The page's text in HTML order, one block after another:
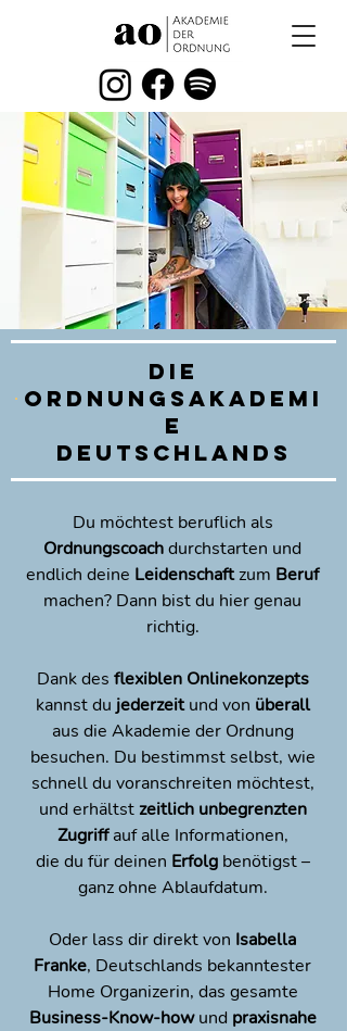
Die
Ordnungsakademi
e
Deutschlands
Du möchtest beruflich als
Ordnungscoachdurchstarten und
endlich deine Leidenschaftzum Beruf
machen? Dann bist du hier genau
richtig.
Dank des flexiblen Onlinekonzepts
kannst du jederzeitund von überall
aus die Akademie der Ordnung
besuchen. Du bestimmst selbst, wie
schnell du voranschreiten möchtest,
und erhältstzeitlich unbegrenzten
Zugriffauf alle Informationen,
die du für deinen Erfolgbenötigst –
ganz ohne Ablaufdatum.
Oder lass dir direkt von Isabella
Franke, Deutschlands bekanntester
Home Organizerin, das gesamte
Business-Know-howund praxisnahe